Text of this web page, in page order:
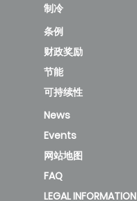
制冷
条例
财政奖励
节能
可持续性
News
Events
网站地图
FAQ
LEGAL INFORMATION